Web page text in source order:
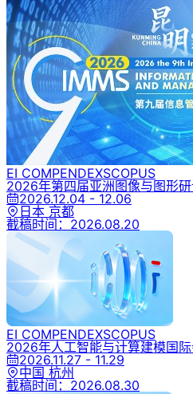
EI COMPENDEXSCOPUS
2026年第四届亚洲图像与图形
2026.12.04 - 12.06
日本 京都
截稿时间： 2026.08.20
EI COMPENDEXSCOPUS
2026年人工智能与计算建模国
2026.11.27 - 11.29
中国 杭州
截稿时间： 2026.08.30